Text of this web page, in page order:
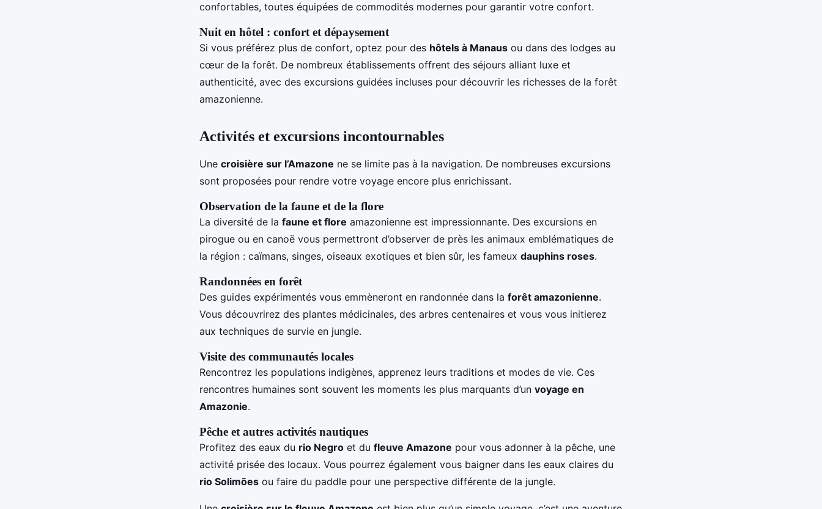
confortables, toutes équipées de commodités modernes pour garantir votre confort.
Nuit en hôtel : confort et dépaysement
Si vous préférez plus de confort, optez pour des hôtels à Manaus ou dans des lodges au
cœur de la forêt. De nombreux établissements offrent des séjours alliant luxe et
authenticité, avec des excursions guidées incluses pour découvrir les richesses de la forêt
amazonienne.
Activités et excursions incontournables
Une croisière sur l’Amazone ne se limite pas à la navigation. De nombreuses excursions
sont proposées pour rendre votre voyage encore plus enrichissant.
Observation de la faune et de la flore
La diversité de la faune et flore amazonienne est impressionnante. Des excursions en
pirogue ou en canoë vous permettront d’observer de près les animaux emblématiques de
la région : caïmans, singes, oiseaux exotiques et bien sûr, les fameux dauphins roses.
Randonnées en forêt
Des guides expérimentés vous emmèneront en randonnée dans la forêt amazonienne.
Vous découvrirez des plantes médicinales, des arbres centenaires et vous vous initierez
aux techniques de survie en jungle.
Visite des communautés locales
Rencontrez les populations indigènes, apprenez leurs traditions et modes de vie. Ces
rencontres humaines sont souvent les moments les plus marquants d’un voyage en
Amazonie.
Pêche et autres activités nautiques
Profitez des eaux du rio Negro et du fleuve Amazone pour vous adonner à la pêche, une
activité prisée des locaux. Vous pourrez également vous baigner dans les eaux claires du
rio Solimões ou faire du paddle pour une perspective différente de la jungle.